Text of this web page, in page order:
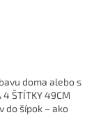
doma alebo s
4 ŠTÍTKY 49CM
do šípok – ako